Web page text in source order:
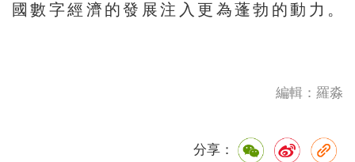
國數字經濟的發展注入更為蓬勃的動力。
編輯：羅淼
分享：